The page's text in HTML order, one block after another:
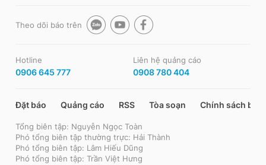
Theo dõi báo trên
Hotline
0906 645 777
Liên hệ quảng cáo
0908 780 404
Đặt báo Quảng cáo RSS Tòa soạn Chính sách bảo
Tổng biên tập: Nguyễn Ngọc Toàn
Phó tổng biên tập thường trực: Hải Thành
Phó tổng biên tập: Lâm Hiếu Dũng
Phó tổng biên tập: Trần Việt Hưng